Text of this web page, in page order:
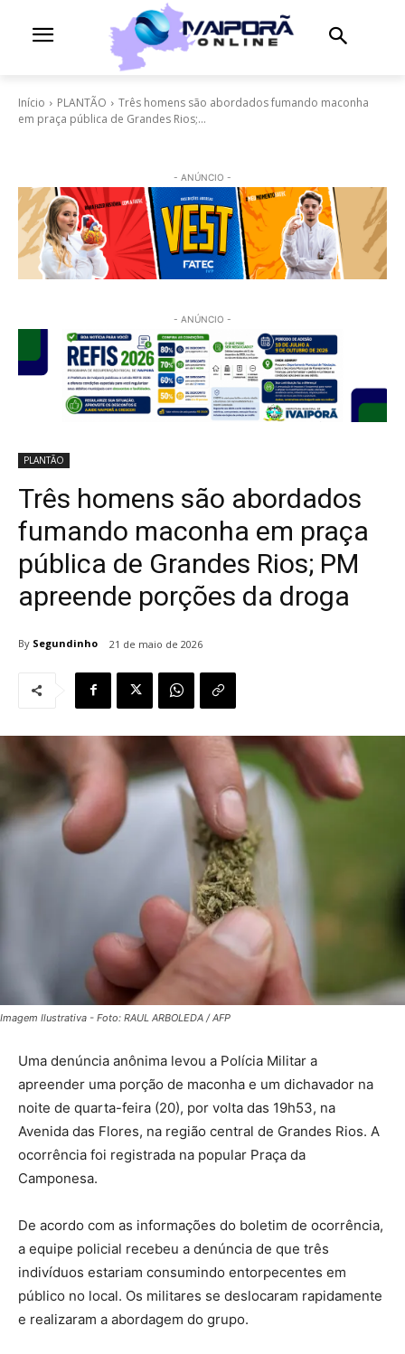
Início PLANTÃO
Três homens são abordados fumando maconha
em praça pública de Grandes Rios;...
- ANÚNCIO -
- ANÚNCIO -
PLANTÃO
Três homens são abordados
fumando maconha em praça
pública de Grandes Rios; PM
apreende porções da droga
By Segundinho 21 de maio de 2026
Imagem Ilustrativa - Foto: RAUL ARBOLEDA / AFP
Uma denúncia anônima levou a Polícia Militar a
apreender uma porção de maconha e um dichavador na
noite de quarta-feira (20), por volta das 19h53, na
Avenida das Flores, na região central de Grandes Rios. A
ocorrência foi registrada na popular Praça da
Camponesa.
De acordo com as informações do boletim de ocorrência,
a equipe policial recebeu a denúncia de que três
indivíduos estariam consumindo entorpecentes em
público no local. Os militares se deslocaram rapidamente
e realizaram a abordagem do grupo.